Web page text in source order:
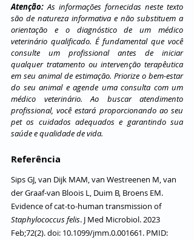
Atenção: As informações fornecidas neste texto
são de natureza informativa e não substituem a
orientação e o diagnóstico de um médico
veterinário qualificado. É fundamental que você
consulte um profissional antes de iniciar
qualquer tratamento ou intervenção terapêutica
em seu animal de estimação. Priorize o bem-estar
do seu animal e agende uma consulta com um
médico veterinário. Ao buscar atendimento
profissional, você estará proporcionando ao seu
pet os cuidados adequados e garantindo sua
saúde e qualidade de vida.
Referência
Sips GJ, van Dijk MAM, van Westreenen M, van
der Graaf-van Bloois L, Duim B, Broens EM.
Evidence of cat-to-human transmission of
Staphylococcus felis. J Med Microbiol. 2023
Feb;72(2). doi: 10.1099/jmm.0.001661. PMID: